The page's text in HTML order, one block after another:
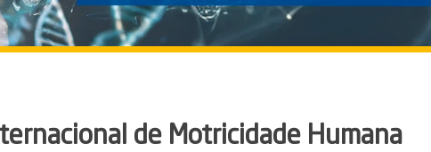
de Motricidade Humana